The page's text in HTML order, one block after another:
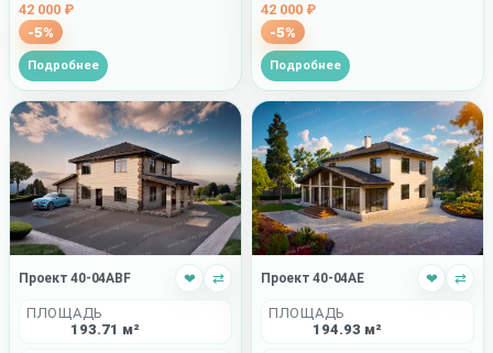
42 000 ₽
-5%
Подробнее
42 000 ₽
-5%
Подробнее
Проект 40-04ABF ❤ ⇄
ПЛОЩАДЬ
193.71 м²
Проект 40-04AE ❤ ⇄
ПЛОЩАДЬ
194.93 м²